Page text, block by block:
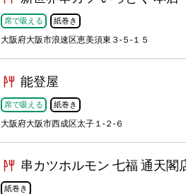
席で吸える 紙巻き
大阪府大阪市浪速区恵美須東３-５-１５
能登屋
席で吸える 紙巻き
大阪府大阪市西成区太子１-２-６
串カツホルモン 七福 通天閣
紙巻き